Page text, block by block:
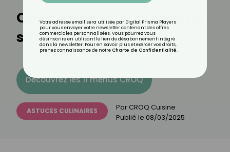
Comment bien réchauffer
ses plats ?
Découvrez les 11 menus CROQ
ASTUCES CULINAIRES Par CROQ Cuisine
Publié le 08/03/2025
Votre adresse email sera utilisée par Digital Prisma Players
pour vous envoyer votre newsletter contenant des offres
commerciales personnalisées. Vous pourrez vous
désinscrire en utilisant le lien de désabonnement intégré
dans la newsletter. Pour en savoir plus et exercer vos droits,
prenez connaissance de notre Charte de Confidentialité.